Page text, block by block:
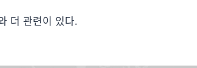
더 관련이 있다.